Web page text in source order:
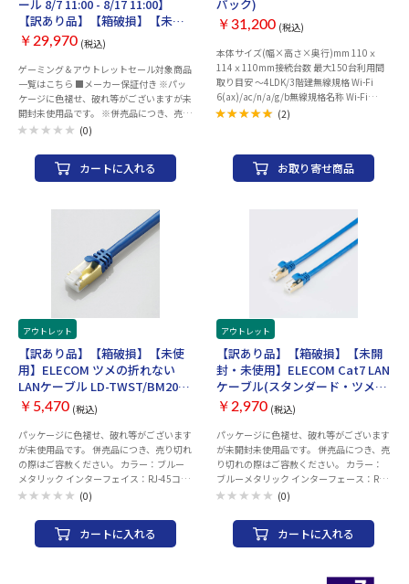
ール 8/7 11:00 - 8/17 11:00】
【訳あり品】【箱破損】【未開
封・未使用】ASUS TUF-
BE9400（メーカー保証付き）
￥29,970 (税込)
ゲーミング＆アウトレットセール対象商品
一覧はこちら ■メーカー保証付き ※パッ
ケージに色褪せ、破れ等がございますが未
開封未使用品です。 ※併売品につき、売り
切れの際はご容赦ください。 ●ネットワ
802.11b ・IEEE 802.11g ・WiFi 4
(802.11n) ・WiFi 5 (802.11ac) ・WiFi 6
(802.11ax) ・WiFi 7 (802.11be) ・IPv4 ・
(802.11be) (2.4GHz): 最大688 Mbps ・
WiFi 7 (802.11be) (5GHz): 最大2882
5764 Mbps ●WAN/LAN ポート： 2.5G
WAN×1, 2.5G LAN×3 ●アンテナ： 外部
固定アンテナ × 6 ●USB： USB 3.２ Gen1
×1 ●WPS： WPS ×1 ●電源アダプタ
ー： 12 V 最大2.5 A ●CPUプロセッサー：
1.5GHz Quad-core Processor ●メモリ：
256 MB Flash and 1 GB RAM ●製品重量
(g)： 764 g ●製品寸法： 320 x 179 x 191
mm ※記載のネットワーク速度および帯域
幅は、現行のIEEE 802.11ac仕様に基づい
ています。実際のパフォーマンスは、ネッ
因、インターフェースの種類、その他の条
件によって影響を受ける可能性がありま
す。 ※すべての仕様は、予告なく変更され
る場合があります。
(0)
カートに入れる
パック)
￥31,200 (税込)
本体サイズ(幅×高さ×奥行)mm 110ｘ
114ｘ110mm接続台数 最大150台利用間
取り目安 ～4LDK/3階建無線規格 Wi-Fi
6(ax)/ac/n/a/g/b無線規格名称 Wi-Fi
6(ax)周波数 2.4/5GHz無線通信速度
574Mbps（802.11ax）AX30005GHz：
2402Mbps（802.11ax、HE160）
2.4GHz：574Mbps（802.11ax）アンテ
数 3ポートLANポート規格 ［有線ポート］
ギガビットポート×3*各Decoユニット
（WAN/LAN自動判別）メッシュWifi メッ
シュWifi対応IPv6 IPv6非対応ビームフォー
ミング機能 ビームフォーミング機能あり
ィ規格 WPA3対応OS ［モバイル端末 Deco
アプリ］Android 4.4以降iOS 9.0以降
※Decoアプリver 3.0以降はAndroid 5.0以
降にのみ対応しています付属品 ［パッケ
ージ内容］Deco X50ユニット×3RJ45 LAN
ケーブル×1電源アダプター×3かんたん
設定ガイド仕様1 ［Wi-Fi範囲］3～
4LDK（2パック）・TP-Linkメッシュテク
ノロジーDeco同士をLANケーブルで有線接
続して、より安定したネットワークを構築
することも可能です（Ethernet
backhaul）・AIメッシュネットワーク環
境を賢く学習し、各ご家庭に合った理想的
なWiFiを提供します・内蔵アンテナ×2複
数のアンテナが信号を増幅させより多くの
方向と広いエリアをカバーします仕様2 ・
号を集中させWiFi範囲を拡大します［Wi-
(2)
お取り寄せ商品
アウトレット
【訳あり品】【箱破損】【未使
用】ELECOM ツメの折れない
LANケーブル LD-TWST/BM200
[20m ブルーメタリック]
￥5,470 (税込)
パッケージに色褪せ、破れ等がございます
が未使用品です。 併売品につき、売り切れ
の際はご容赦ください。 カラー：ブルー
メタリック インターフェイス：RJ-45コネ
クター 環境配慮事項：EU RoHS指令準拠
T/100BASE-TX/1000BASE-T/1000BASE-
TX/10GBASE-T)※Cat7対応はケーブル部
のみ。コネクターはRJ-45仕様。 伝送速
(0)
カートに入れる
アウトレット
【訳あり品】【箱破損】【未開
封・未使用】ELECOM Cat7 LAN
ケーブル(スタンダード・ツメ折
れ防止) LD-TWST/BM100 [10m
ブルーメタリック]
￥2,970 (税込)
パッケージに色褪せ、破れ等がございます
が未開封未使用品です。 併売品につき、売
り切れの際はご容赦ください。 カラー：
ブルーメタリック インターフェース：RJ-
45コネクター 環境配慮事項：EU RoHS指
T/100BASE-TX/1000BASE-T/1000BASE-
TX/10GBASE-T)※Cat7対応はケーブル部
のみ。コネクターはRJ-45仕様。 伝送速
長：約10m ※コネクター含まず ケーブ
(0)
カートに入れる